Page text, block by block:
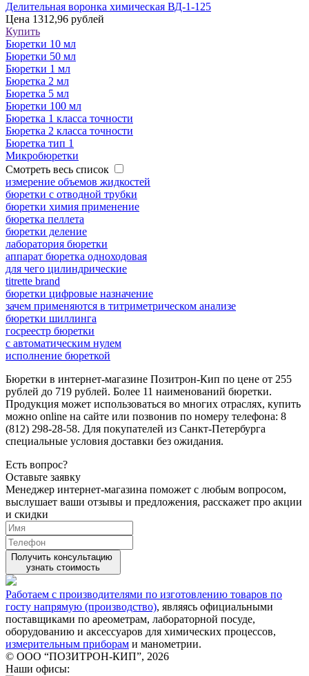
Делительная воронка химическая ВД-1-125
Цена 1312,96 рублей
Купить
Бюретки 10 мл
Бюретки 50 мл
Бюретки 1 мл
Бюретка 2 мл
Бюретка 5 мл
Бюретки 100 мл
Бюретка 1 класса точности
Бюретка 2 класса точности
Бюретка тип 1
Микробюретки
Смотреть весь список
измерение объемов жидкостей
бюретки с отводной трубки
бюретки химия применение
бюретка пеллета
бюретки деление
лаборатория бюретки
аппарат бюретка одноходовая
для чего цилиндрические
titrette brand
бюретки цифровые назначение
зачем применяются в титриметрическом анализе
бюретки шиллинга
госреестр бюретки
с автоматическим нулем
исполнение бюреткой
Бюретки в интернет-магазине Позитрон-Кип по цене от 255
рублей до 719 рублей. Более 11 наименований бюретки.
Продукция может использоваться во многих отраслях, купить
можно online на сайте или позвонив по номеру телефона: 8
(812) 298-28-58. Для покупателей из Санкт-Петербурга
специальные условия доставки без ожидания.
Есть вопрос?
Оставьте заявку
Менеджер интернет-магазина поможет с любым вопросом,
выслушает ваши отзывы и предложения, расскажет про акции
и скидки
Получить консультацию
узнать стоимость
Работаем с производителями по изготовлению товаров по
госту напрямую (производство), являясь официальными
поставщиками по ареометрам, лабораторной посуде,
оборудованию и аксессуаров для химических процессов,
измерительным приборам и манометрии.
© ООО “ПОЗИТРОН-КИП”, 2026
Наши офисы: